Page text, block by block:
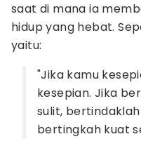
saat di mana ia
hidup yang hebat.
yaitu:
"Jika kamu
kesepian. Jika
sulit,
bertingkah kuat